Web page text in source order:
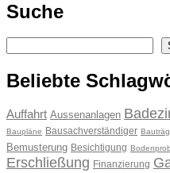
Suche
Beliebte
Auffahrt Aussenanlagen
Baupläne Bausachverständiger
Bemusterung Besichtigung
Erschließung Finanzierung